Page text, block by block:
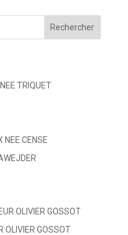
TRIQUET
NEE CENSE
OLIVIER GOSSOT
OLIVIER GOSSOT